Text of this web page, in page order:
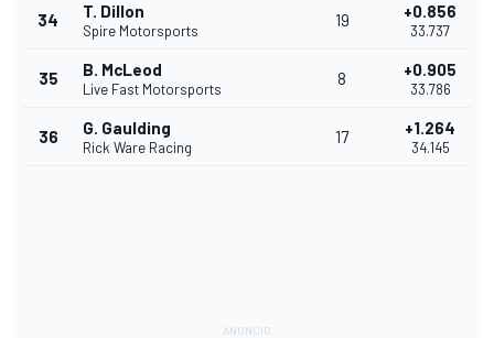
34 T. Dillon
Spire Motorsports
19 +0.856
33.737
35 B. McLeod
Live Fast Motorsports
8 +0.905
33.786
36 G. Gaulding
Rick Ware Racing
17 +1.264
34.145